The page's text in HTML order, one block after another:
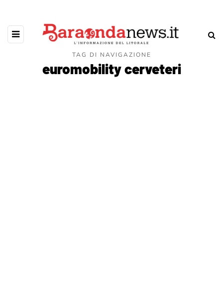
TAG DI NAVIGAZIONE
euromobility cerveteri